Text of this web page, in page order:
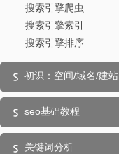
搜索引擎爬虫
搜索引擎索引
搜索引擎排序
初识：空间/域名/建站
seo基础教程
关键词分析